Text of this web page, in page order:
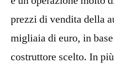
prezzi di vendita della
migliaia di euro, in
costruttore scelto. In